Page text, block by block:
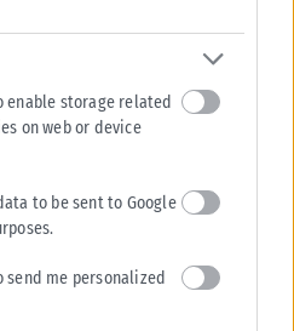
enable storage related
on web or device
to be sent to Google
me personalized
το τονίζω. Οι δυσκολίες είναι
αλλά η πραγματικότητα είναι
είναι στα καλύτερα επίπεδα
17-18 χρόνια», δήλωσε η κ.